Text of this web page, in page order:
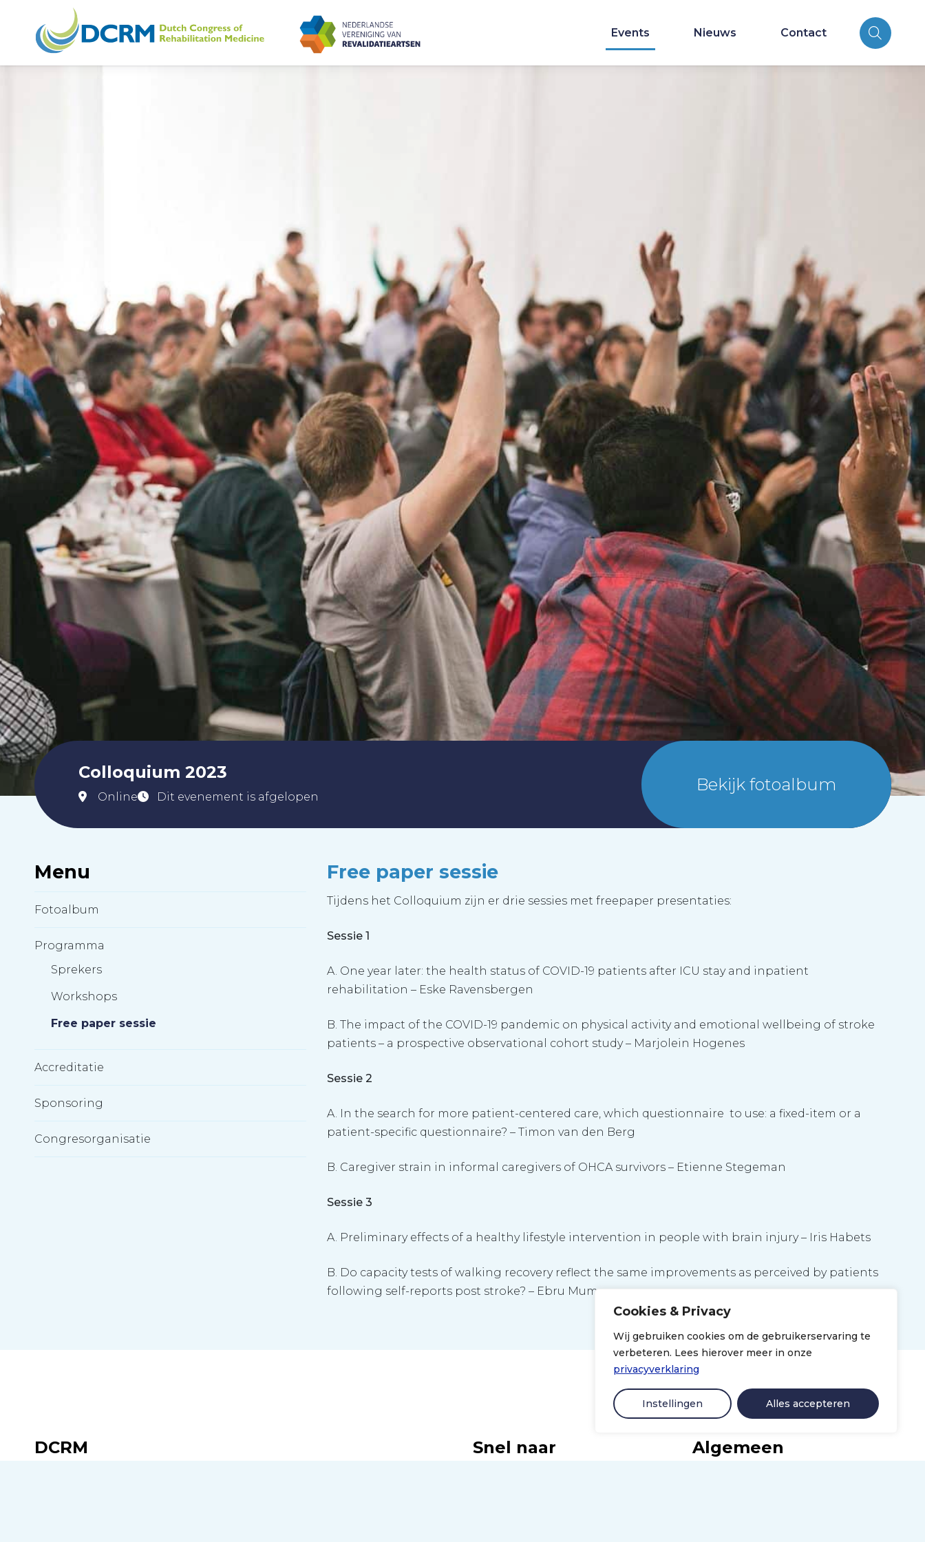
Cookies & Privacy
Wij gebruiken cookies om de gebruikerservaring te
verbeteren. Lees hierover meer in onze
privacyverklaring
Instellingen Alles accepteren
Events Nieuws Contact
Colloquium 2023
Online Dit evenement is afgelopen
Bekijk fotoalbum
Menu
Fotoalbum
Programma
Sprekers
Workshops
Free paper sessie
Accreditatie
Sponsoring
Congresorganisatie
Free paper sessie
Tijdens het Colloquium zijn er drie sessies met freepaper presentaties:
Sessie 1
A. One year later: the health status of COVID-19 patients after ICU stay and inpatient
rehabilitation – Eske Ravensbergen
B. The impact of the COVID-19 pandemic on physical activity and emotional wellbeing of stroke
patients – a prospective observational cohort study – Marjolein Hogenes
Sessie 2
A. In the search for more patient-centered care, which questionnaire to use: a fixed-item or a
patient-specific questionnaire? – Timon van den Berg
B. Caregiver strain in informal caregivers of OHCA survivors – Etienne Stegeman
Sessie 3
A. Preliminary effects of a healthy lifestyle intervention in people with brain injury – Iris Habets
B. Do capacity tests of walking recovery reflect the same improvements as perceived by patients
following self-reports post stroke? – Ebru Mumcu
DCRM Snel naar Algemeen